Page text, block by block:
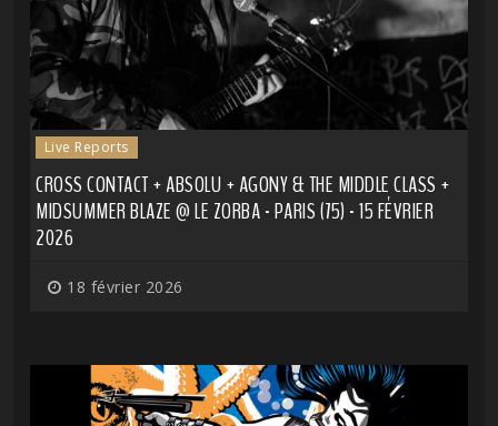
Live Reports
CROSS CONTACT + ABSOLU + AGONY & THE MIDDLE CLASS +
MIDSUMMER BLAZE @ LE ZORBA - PARIS (75) - 15 FÉVRIER
2026
18 février 2026